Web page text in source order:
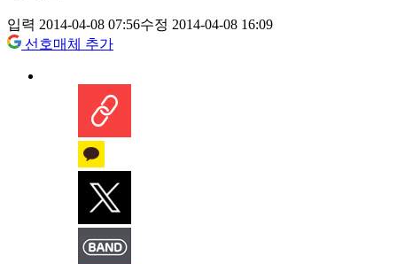
입력 2014-04-08 07:56수정 2014-04-08 16:09
선호매체 추가